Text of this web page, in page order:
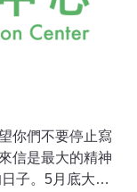
你們不要停止寫
信是最大的精神
子。5月底大腸